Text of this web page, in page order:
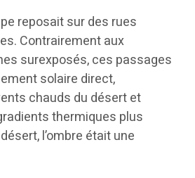
reposait sur des rues
Contrairement aux
surexposés, ces passages
solaire direct,
chauds du désert et
thermiques plus
l’ombre était une